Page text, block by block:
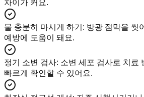
차이가 커요.
물 충분히 마시게 하기 : 방광 점막을 씻
예방에 도움이 돼요.
정기 소변 검사: 소변 세포 검사로 치료
빠르게 확인할 수 있어요.